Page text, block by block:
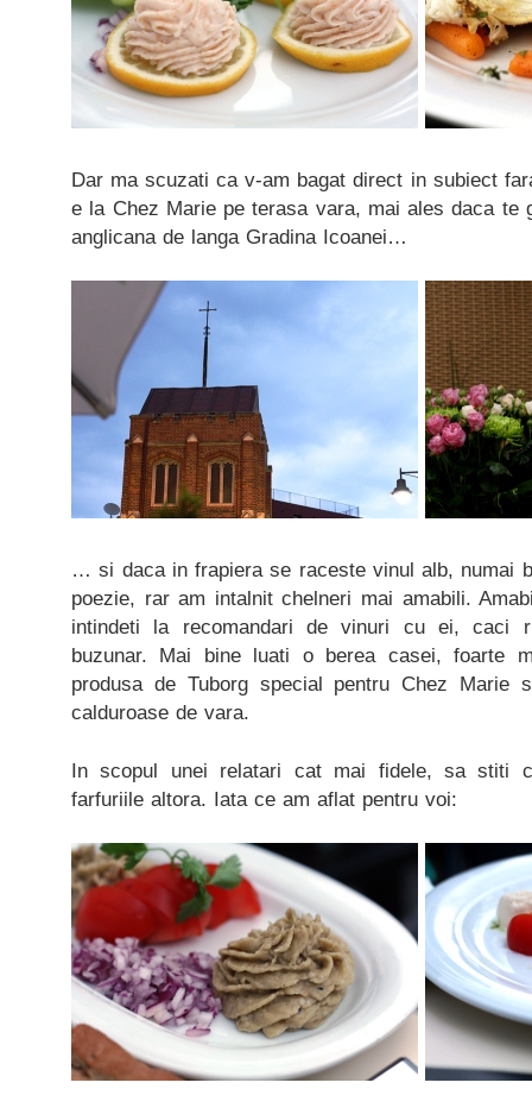
Dar ma scuzati ca v-am bagat direct in subiect
e la Chez Marie pe terasa vara, mai ales daca te
anglicana de langa Gradina Icoanei…
… si daca in frapiera se raceste vinul alb, numai
poezie, rar am intalnit chelneri mai amabili.
intindeti la recomandari de vinuri cu ei, caci
buzunar. Mai bine luati o berea casei, foarte
produsa de Tuborg special pentru Chez
calduroase de vara.
In scopul unei relatari cat mai fidele, sa stiti
farfuriile altora. Iata ce am aflat pentru voi: